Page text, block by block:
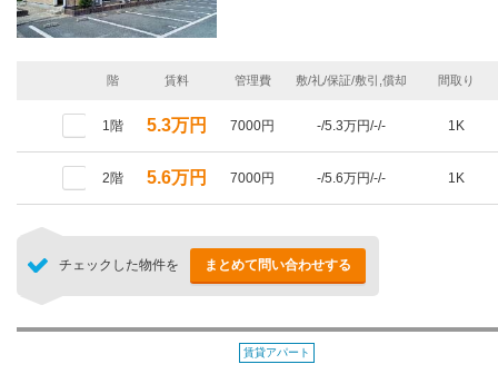
階 賃料 管理費 敷/礼/保証/敷引,償却 間取り
1階 5.3万円 7000円 -/5.3万円/-/- 1K
2階 5.6万円 7000円 -/5.6万円/-/- 1K
チェックした物件を まとめて問い合わせする
賃貸アパート